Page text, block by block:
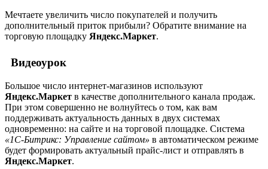
Мечтаете увеличить число покупателей и получить
дополнительный приток прибыли? Обратите внимание на
торговую площадку Яндекс.Маркет.
Видеоурок
Большое число интернет-магазинов используют
Яндекс.Маркет в качестве дополнительного канала продаж.
При этом совершенно не волнуйтесь о том, как вам
поддерживать актуальность данных в двух системах
одновременно: на сайте и на торговой площадке. Система
«1С-Битрикс: Управление сайтом» в автоматическом режиме
будет формировать актуальный прайс-лист и отправлять в
Яндекс.Маркет.